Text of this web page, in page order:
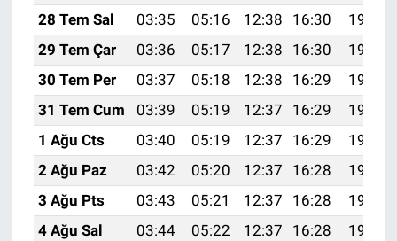
28 Tem Sal
03:35 05:16 12:38 16:30
19:49
29 Tem Çar
03:36 05:17 12:38 16:30
19:48
30 Tem Per
03:37 05:18 12:38 16:29
19:47
31 Tem Cum
03:39 05:19 12:37 16:29
19:46
1 Ağu Cts
03:40 05:19 12:37 16:29
19:45
2 Ağu Paz
03:42 05:20 12:37 16:28
19:44
3 Ağu Pts
03:43 05:21 12:37 16:28
19:43
4 Ağu Sal
03:44 05:22 12:37 16:28
19:42